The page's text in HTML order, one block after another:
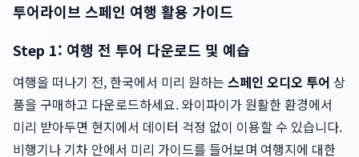
투어라이브 스페인 여행 활용 가이드
Step 1: 여행 전 투어 다운로드 및 예습
여행을 떠나기 전, 한국에서 미리 원하는 스페인 오디오 투어 상
품을 구매하고 다운로드하세요. 와이파이가 원활한 환경에서
미리 받아두면 현지에서 데이터 걱정 없이 이용할 수 있습니다.
비행기나 기차 안에서 미리 가이드를 들어보며 여행지에 대한